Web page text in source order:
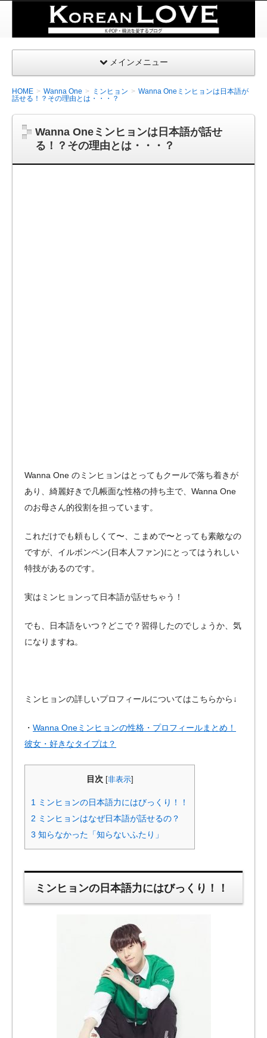
POP・
韓国を
| コリ
アンラ
メインメニュー
HOME Wanna One ミンヒョン
Wanna Oneミンヒョンは日本語が
話せる！？その理由とは・・・？
Wanna Oneミンヒョンは日本語が話せ
る！？その理由とは・・・？
Wanna One のミンヒョンはとってもクールで落ち着きが
あり、綺麗好きで几帳面な性格の持ち主で、Wanna One
のお母さん的役割を担っています。
これだけでも頼もしくて〜、こまめで〜とっても素敵なの
ですが、イルボンペン(日本人ファン)にとってはうれしい
特技があるのです。
実はミンヒョンって日本語が話せちゃう！
でも、日本語をいつ？どこで？習得したのでしょうか、気
になりますね。
ミンヒョンの詳しいプロフィールについてはこちらから↓
・ Wanna Oneミンヒョンの性格・プロフィールまとめ！
彼女・好きなタイプは？
目次 非表示]
1 ミンヒョンの日本語力にはびっくり！！
2 ミンヒョンはなぜ日本語が話せるの？
3 知らなかった「知らないふたり」
ミンヒョンの日本語力にはびっくり！！